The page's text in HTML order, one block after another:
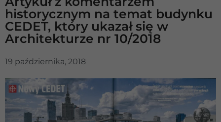
historycznym na temat budynku
CEDET, który ukazał się w
Architekturze nr 10/2018
19 października, 2018